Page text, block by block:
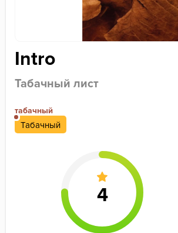
Intro
Табачный лист
табачный
Табачный